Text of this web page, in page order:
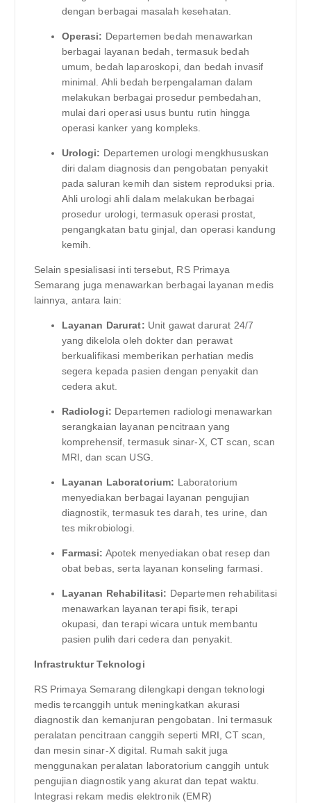
dengan berbagai masalah kesehatan.
Operasi: Departemen bedah menawarkan
berbagai layanan bedah, termasuk bedah
umum, bedah laparoskopi, dan bedah invasif
minimal. Ahli bedah berpengalaman dalam
melakukan berbagai prosedur pembedahan,
mulai dari operasi usus buntu rutin hingga
operasi kanker yang kompleks.
Urologi: Departemen urologi mengkhususkan
diri dalam diagnosis dan pengobatan penyakit
pada saluran kemih dan sistem reproduksi pria.
Ahli urologi ahli dalam melakukan berbagai
prosedur urologi, termasuk operasi prostat,
pengangkatan batu ginjal, dan operasi kandung
kemih.
Selain spesialisasi inti tersebut, RS Primaya
Semarang juga menawarkan berbagai layanan medis
lainnya, antara lain:
Layanan Darurat: Unit gawat darurat 24/7
yang dikelola oleh dokter dan perawat
berkualifikasi memberikan perhatian medis
segera kepada pasien dengan penyakit dan
cedera akut.
Radiologi: Departemen radiologi menawarkan
serangkaian layanan pencitraan yang
komprehensif, termasuk sinar-X, CT scan, scan
MRI, dan scan USG.
Layanan Laboratorium: Laboratorium
menyediakan berbagai layanan pengujian
diagnostik, termasuk tes darah, tes urine, dan
tes mikrobiologi.
Farmasi: Apotek menyediakan obat resep dan
obat bebas, serta layanan konseling farmasi.
Layanan Rehabilitasi: Departemen rehabilitasi
menawarkan layanan terapi fisik, terapi
okupasi, dan terapi wicara untuk membantu
pasien pulih dari cedera dan penyakit.
Infrastruktur Teknologi
RS Primaya Semarang dilengkapi dengan teknologi
medis tercanggih untuk meningkatkan akurasi
diagnostik dan kemanjuran pengobatan. Ini termasuk
peralatan pencitraan canggih seperti MRI, CT scan,
dan mesin sinar-X digital. Rumah sakit juga
menggunakan peralatan laboratorium canggih untuk
pengujian diagnostik yang akurat dan tepat waktu.
Integrasi rekam medis elektronik (EMR)